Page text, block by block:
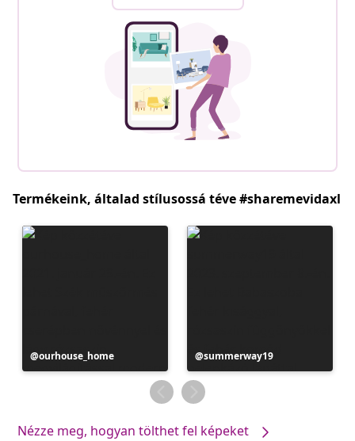
Termékeink, általad stílusossá téve #sharemevidaxl
Bejegyzés
közzétevője
ourhouse_home
Bejegyzés
közzétevője
summerway19
Nézze meg, hogyan tölthet fel képeket